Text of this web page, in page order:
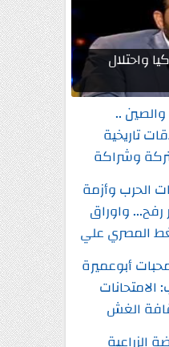
واحتلال
..
تاريخية
وشراكة
شاملة
الحرب وأزمة
رفح... واوراق
المصري علي
أبوعميرة
الامتحانات
الغش
الزراعية